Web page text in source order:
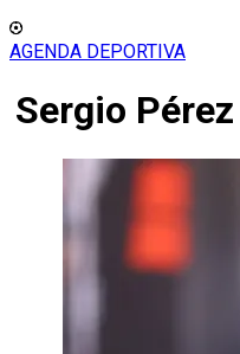
AGENDA DEPORTIVA
Sergio Pérez